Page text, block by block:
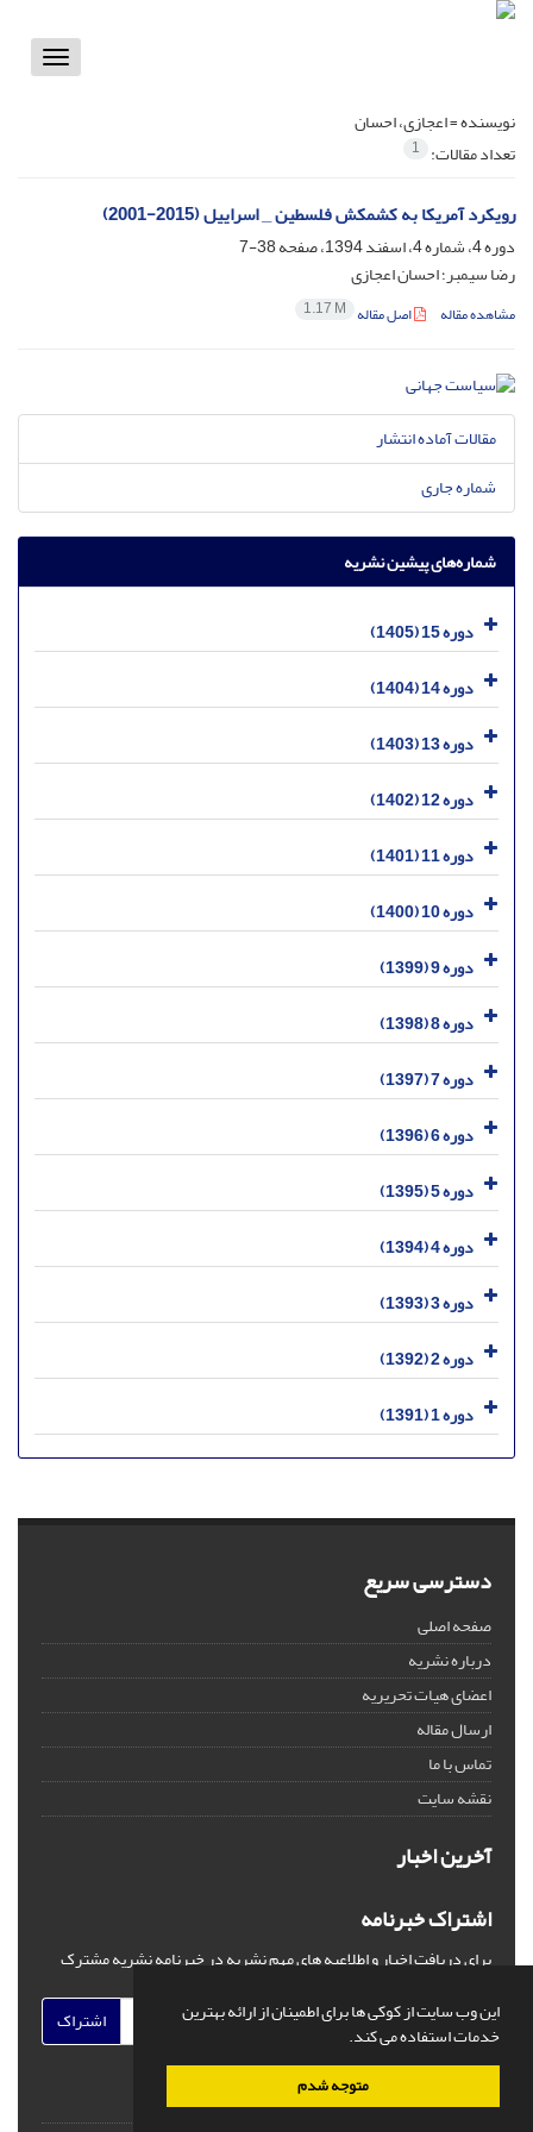
این وب سایت از کوکی ها برای اطمینان از ارائه بهترین
خدمات استفاده می کند.
متوجه شدم
Toggle
نویسنده =اعجازی، احسان
تعداد مقالات: 1
رویکرد آمریکا به کشمکش فلسطین _ اسراییل (2015-2001)
دوره 4، شماره 4، اسفند 1394، صفحه
38-7
رضا سیمبر؛ احسان اعجازی
مشاهده مقاله اصل مقاله 1.17 M
مقالات آماده انتشار
شماره جاری
شماره‌های پیشین نشریه
دوره 15 (1405)
دوره 14 (1404)
دوره 13 (1403)
دوره 12 (1402)
دوره 11 (1401)
دوره 10 (1400)
دوره 9 (1399)
دوره 8 (1398)
دوره 7 (1397)
دوره 6 (1396)
دوره 5 (1395)
دوره 4 (1394)
دوره 3 (1393)
دوره 2 (1392)
دوره 1 (1391)
دسترسی سریع
صفحه اصلی
درباره نشریه
اعضای هیات تحریریه
ارسال مقاله
تماس با ما
نقشه سایت
آخرین اخبار
اشتراک خبرنامه
برای دریافت اخبار و اطلاعیه های مهم نشریه در خبرنامه نشریه مشترک
اشتراک